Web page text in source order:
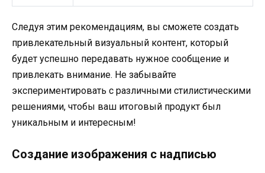
Следуя этим рекомендациям, вы сможете создать
привлекательный визуальный контент, который
будет успешно передавать нужное сообщение и
привлекать внимание. Не забывайте
экспериментировать с различными стилистическими
решениями, чтобы ваш итоговый продукт был
уникальным и интересным!
Создание изображения с надписью